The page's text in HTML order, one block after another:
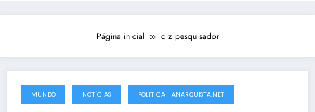
Página inicial diz pesquisador
8 de outubro de 2012
MUNDO NOTÍCIAS POLITICA - ANARQUISTA.NET